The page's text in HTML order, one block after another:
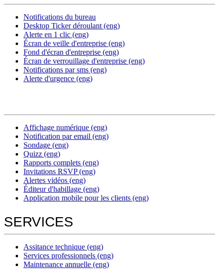
Notifications du bureau
Desktop Ticker déroulant (eng)
Alerte en 1 clic (eng)
Écran de veille d'entreprise (eng)
Fond d'écran d'entreprise (eng)
Écran de verrouillage d'entreprise (eng)
Notifications par sms (eng)
Alerte d'urgence (eng)
Affichage numérique (eng)
Notification par email (eng)
Sondage (eng)
Quizz (eng)
Rapports complets (eng)
Invitations RSVP (eng)
Alertes vidéos (eng)
Éditeur d'habillage (eng)
Application mobile pour les clients (eng)
SERVICES
Assitance technique (eng)
Services professionnels (eng)
Maintenance annuelle (eng)